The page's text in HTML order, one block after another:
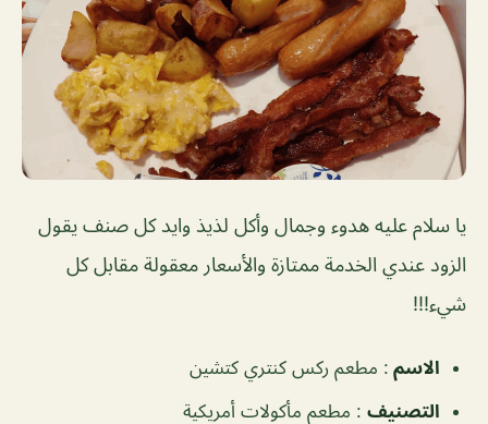
يا سلام عليه هدوء وجمال وأكل لذيذ وايد كل صنف يقول
الزود عندي الخدمة ممتازة والأسعار معقولة مقابل كل
شيء!!!
الاسم : مطعم ركس كنتري كتشين
التصنيف : مطعم مأكولات أمريكية